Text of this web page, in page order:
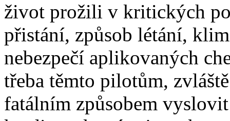
život prožili v kritických
přistání, způsob létání,
nebezpečí aplikovaných
třeba těmto pilotům,
fatálním způsobem